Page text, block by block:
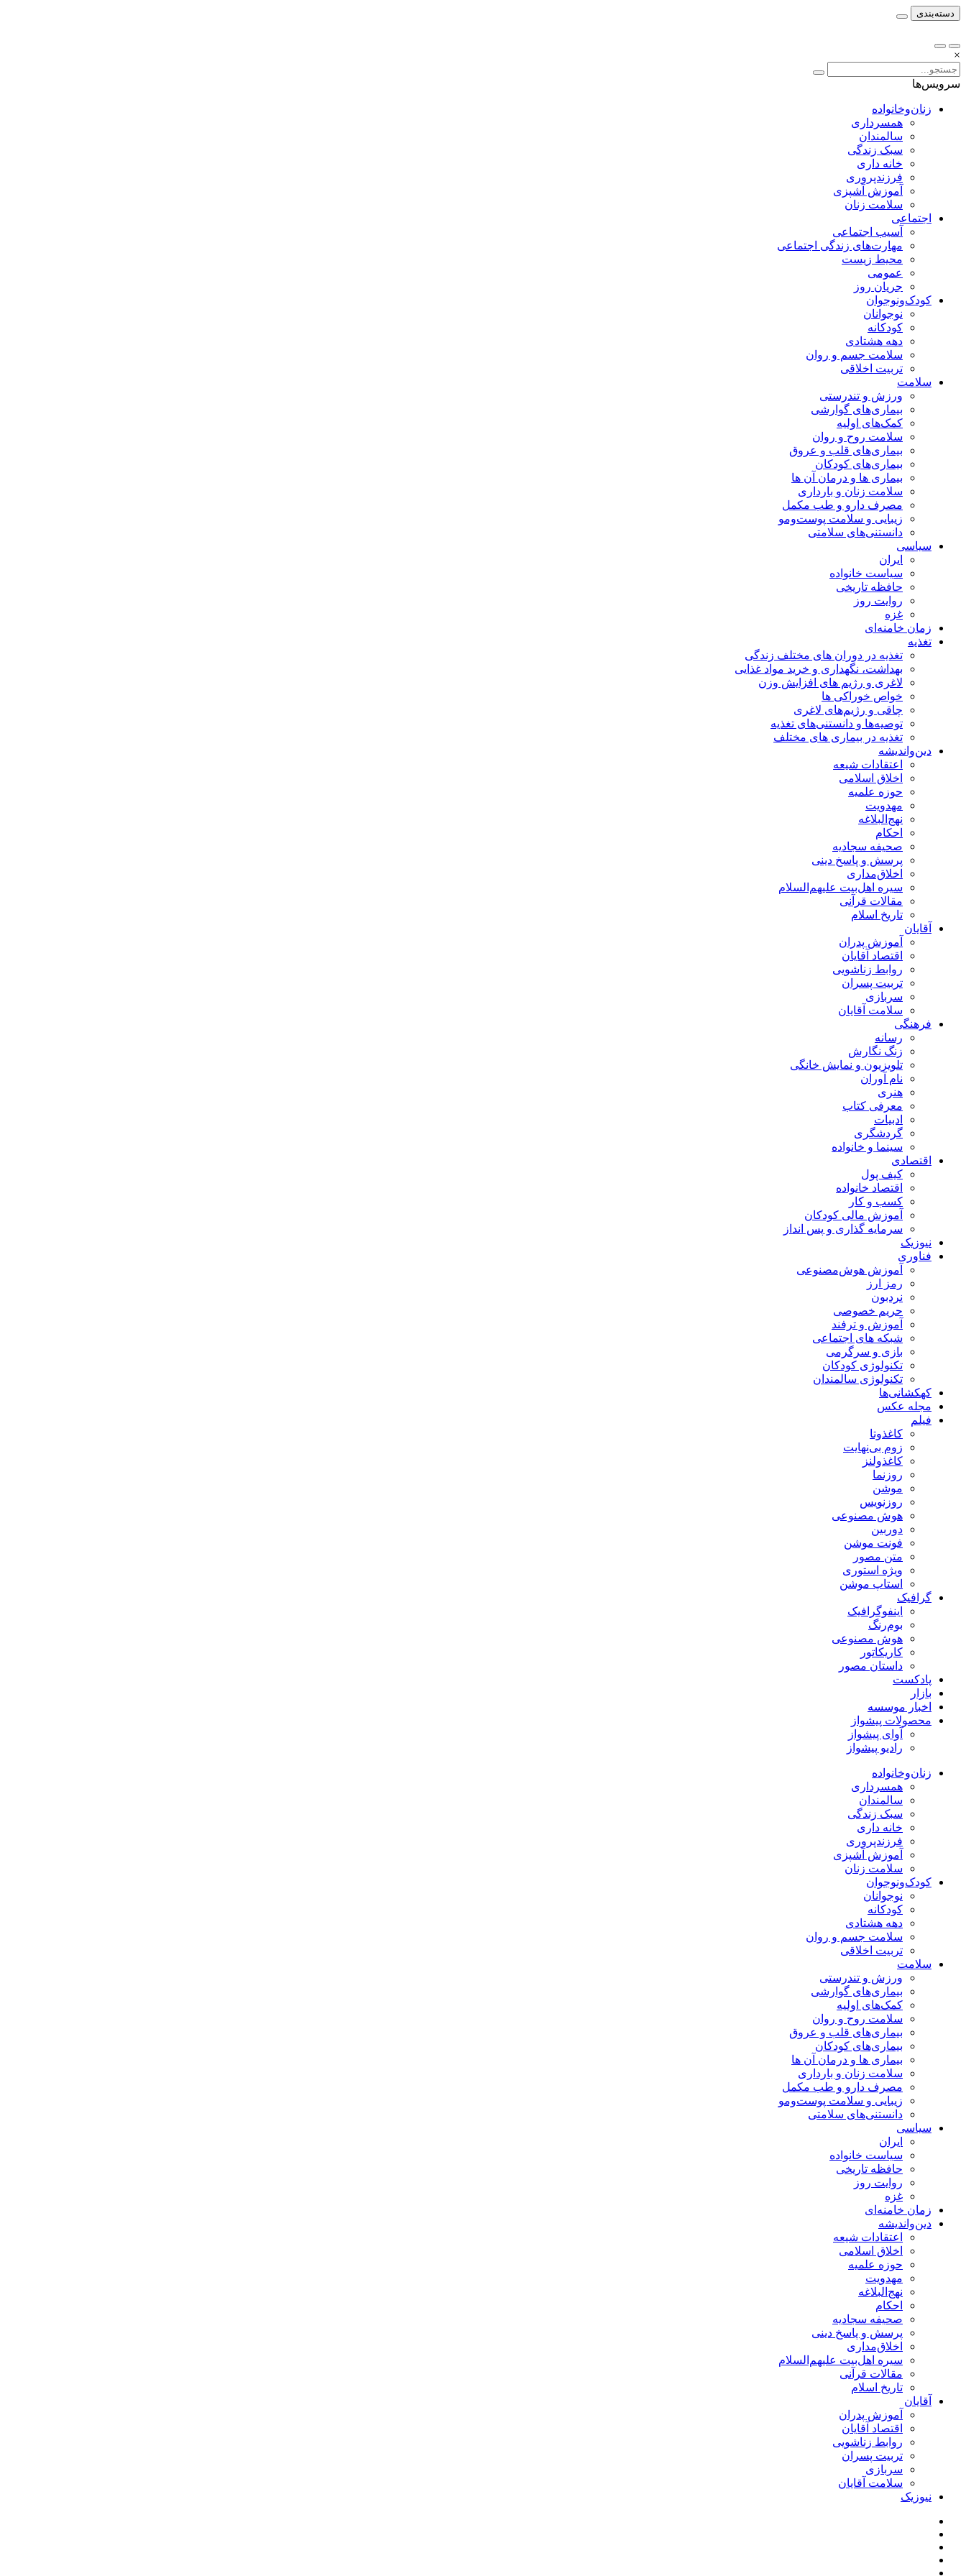
دسته‌بندی
×
سرویس‌ها
زنان‌وخانواده
همسرداری
سالمندان
سبک زندگی
خانه داری
فرزندپروری
آموزش آشپزی
سلامت زنان
اجتماعی
آسیب اجتماعی
مهارت‌های زندگی اجتماعی
محیط زیست
عمومی
جریان روز
کودک‌ونوجوان
نوجوانان
کودکانه
دهه هشتادی
سلامت جسم و روان
تربیت اخلاقی
سلامت
ورزش و تندرستی
بیماری‌های گوارشی
کمک‌های اولیه
سلامت روح و روان
بیماری‌های قلب و عروق
بیماری‌های کودکان
بیماری ها و درمان آن ها
سلامت زنان و بارداری
مصرف دارو و طب مکمل
زیبایی و سلامت پوست‌ومو
دانستنی‌های سلامتی
سیاسی
ایران
سیاست خانواده
حافظه تاریخی
روایت روز
غزه
زمان خامنه‌ای
تغذیه
تغذیه در دوران های مختلف زندگی
بهداشت، نگهداری و خرید مواد غذایی
لاغری و رژیم های افزایش وزن
خواص خوراكی ها
چاقی و رژیم‌های لاغری
توصیه‌ها و دانستنی‌های تغذیه
تغذیه در بیماری های مختلف
دین‌واندیشه
اعتقادات شیعه
اخلاق اسلامی
حوزه علمیه
مهدویت
نهج‌البلاغه
احکام
صحیفه سجادیه
پرسش و پاسخ دینی
اخلاق‌مداری
سیره اهل‌بیت علیهم‌السلام
مقالات قرآنی
تاریخ اسلام
آقایان
آموزش پدران
اقتصاد آقایان
روابط زناشویی
تربیت پسران
سربازی
سلامت آقایان
فرهنگی
رسانه
زنگ نگارش
تلویزیون و نمایش خانگی
نام آوران
هنری
معرفی کتاب
ادبیات
گردشگری
سینما و خانواده
اقتصادی
کیف پول
اقتصاد خانواده
کسب و کار
آموزش مالی کودکان
سرمایه گذاری و پس انداز
نیوزیک
فناوری
آموزش هوش‌مصنوعی
رمز ارز
نردبون
حریم خصوصی
آموزش و ترفند
شبکه های اجتماعی
بازی و سرگرمی
تکنولوژی کودکان
تکنولوژی سالمندان
کهکشانی‌ها
مجله عکس
فیلم
کاغذوتا
زوم بی‌نهایت
کاغذولنز
روزنما
موشن
روزنویس
هوش مصنوعی
دوربین
فونت موشن
متن مصور
ویژه استوری
استاپ موشن
گرافیک
اینفوگرافیک
بوم‌رنگ
هوش مصنوعی
کاریکاتور
داستان مصور
پادکست
بازار
اخبار موسسه
محصولات پیشواز
آوای پیشواز
رادیو پیشواز
زنان‌وخانواده
همسرداری
سالمندان
سبک زندگی
خانه داری
فرزندپروری
آموزش آشپزی
سلامت زنان
کودک‌ونوجوان
نوجوانان
کودکانه
دهه هشتادی
سلامت جسم و روان
تربیت اخلاقی
سلامت
ورزش و تندرستی
بیماری‌های گوارشی
کمک‌های اولیه
سلامت روح و روان
بیماری‌های قلب و عروق
بیماری‌های کودکان
بیماری ها و درمان آن ها
سلامت زنان و بارداری
مصرف دارو و طب مکمل
زیبایی و سلامت پوست‌ومو
دانستنی‌های سلامتی
سیاسی
ایران
سیاست خانواده
حافظه تاریخی
روایت روز
غزه
زمان خامنه‌ای
دین‌واندیشه
اعتقادات شیعه
اخلاق اسلامی
حوزه علمیه
مهدویت
نهج‌البلاغه
احکام
صحیفه سجادیه
پرسش و پاسخ دینی
اخلاق‌مداری
سیره اهل‌بیت علیهم‌السلام
مقالات قرآنی
تاریخ اسلام
آقایان
آموزش پدران
اقتصاد آقایان
روابط زناشویی
تربیت پسران
سربازی
سلامت آقایان
نیوزیک